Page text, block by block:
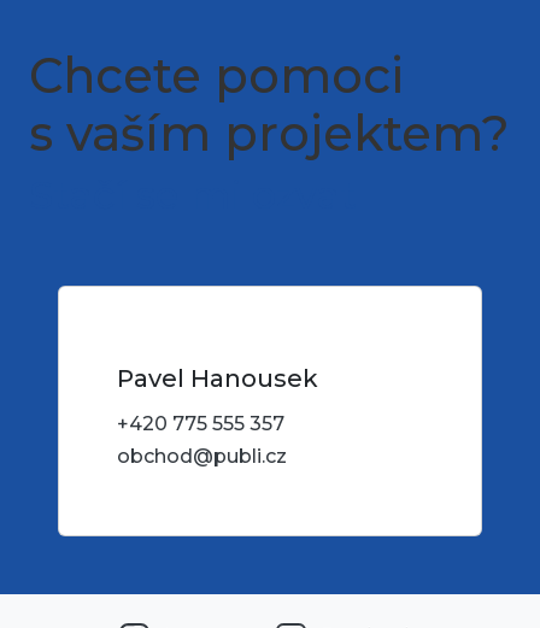
Chcete pomoci
s vaším projektem?
Pavel Hanousek
+420 775 555 357
obchod@publi.cz